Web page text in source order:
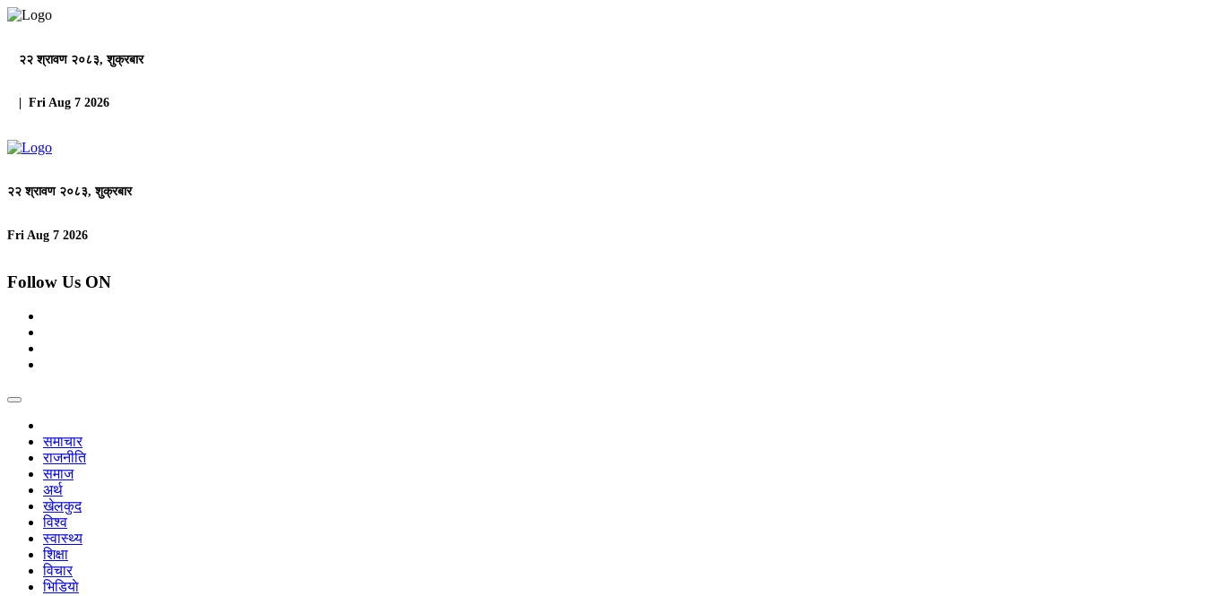
२२ श्रावण २०८३, शुक्रबार
| Fri Aug 7 2026
२२ श्रावण २०८३, शुक्रबार
Fri Aug 7 2026
Follow Us ON
समाचार
राजनीति
समाज
अर्थ
खेलकुद
विश्व
स्वास्थ्य
शिक्षा
विचार
भिडियाे